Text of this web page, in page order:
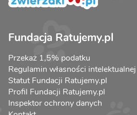
Fundacja Ratujemy.pl
Przekaż 1,5% podatku
Regulamin własności intelektualnej
Statut Fundacji Ratujemy.pl
Profil Fundacji Ratujemy.pl
Inspektor ochrony danych